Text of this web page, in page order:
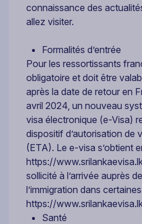
connaissance des
allez visiter.
Formalités d’entrée
Pour les ressortissants
obligatoire et doit être
après la date de retour en
avril 2024, un nouveau
visa électronique (e-Visa)
dispositif d’autorisation de
(ETA). Le e-visa s’obtient
https://
sollicité à l’arrivée auprès
l’immigration dans
https://
Santé